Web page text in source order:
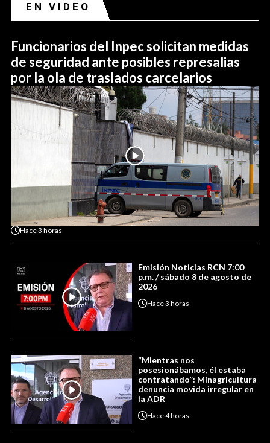
EN VIDEO
Funcionarios del Inpec solicitan medidas
de seguridad ante posibles represalias
por la ola de traslados carcelarios
Hace3 horas
Emisión Noticias RCN 7:00
p.m. / sábado 8 de agosto de
2026
Hace3 horas
“Mientras nos
posesionábamos, él estaba
contratando”: Minagricultura
denuncia movida irregular en
la ADR
Hace4 horas